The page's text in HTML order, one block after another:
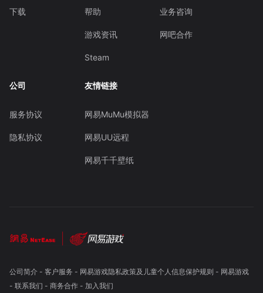
下载 帮助
游戏资讯
Steam
业务咨询
网吧合作
公司
服务协议
隐私协议
友情链接
网易MuMu模拟器
网易UU远程
网易千千壁纸
公司简介- 客户服务 - 网易游戏隐私政策及儿童个人信息保护规则 - 网易游戏
- 联系我们 - 商务合作- 加入我们